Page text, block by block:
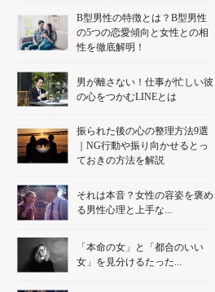
B型男性の特徴とは？B型男性
の5つの恋愛傾向と女性との相
性を徹底解明！
男が離さない！仕事が忙しい彼
の心をつかむLINEとは
振られた後の心の整理方法9選
｜NG行動や振り向かせるとっ
ておきの方法を解説
それは本音？女性の容姿を褒め
る男性心理と上手な...
「本命の女」と「都合のいい
女」を見分けるたった...